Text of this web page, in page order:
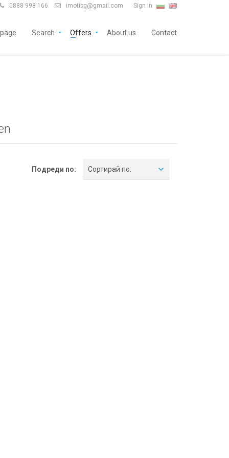
 0888 998 166  imotibg@gmail.com Sign In
Search Offers About us Contact
Подреди по: Сортирай по: